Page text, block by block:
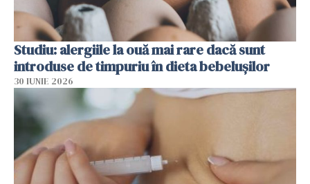
Studiu: alergiile la ouă mai rare dacă sunt
introduse de timpuriu în dieta bebelușilor
30 IUNIE 2026